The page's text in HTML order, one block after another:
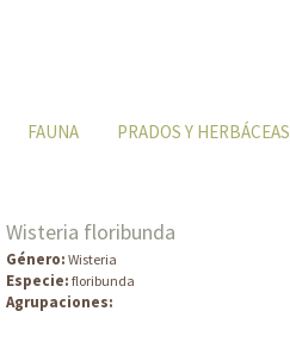
FAUNA PRADOS Y HERBÁCEAS
Wisteria floribunda
Género: Wisteria
Especie: floribunda
Agrupaciones: